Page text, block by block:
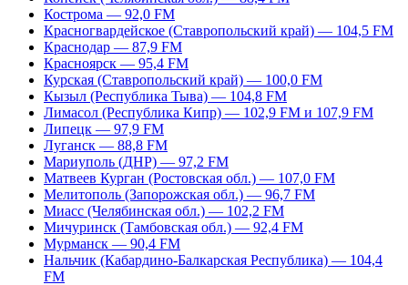
Кострома — 92,0 FM
Красногвардейское (Ставропольский край) — 104,5 FM
Краснодар — 87,9 FM
Красноярск — 95,4 FM
Курская (Ставропольский край) — 100,0 FM
Кызыл (Республика Тыва) — 104,8 FM
Лимасол (Республика Кипр) — 102,9 FM и 107,9 FM
Липецк — 97,9 FM
Луганск — 88,8 FM
Мариуполь (ДНР) — 97,2 FM
Матвеев Курган (Ростовская обл.) — 107,0 FM
Мелитополь (Запорожская обл.) — 96,7 FM
Миасс (Челябинская обл.) — 102,2 FM
Мичуринск (Тамбовская обл.) — 92,4 FM
Мурманск — 90,4 FM
Нальчик (Кабардино-Балкарская Республика) — 104,4
FM